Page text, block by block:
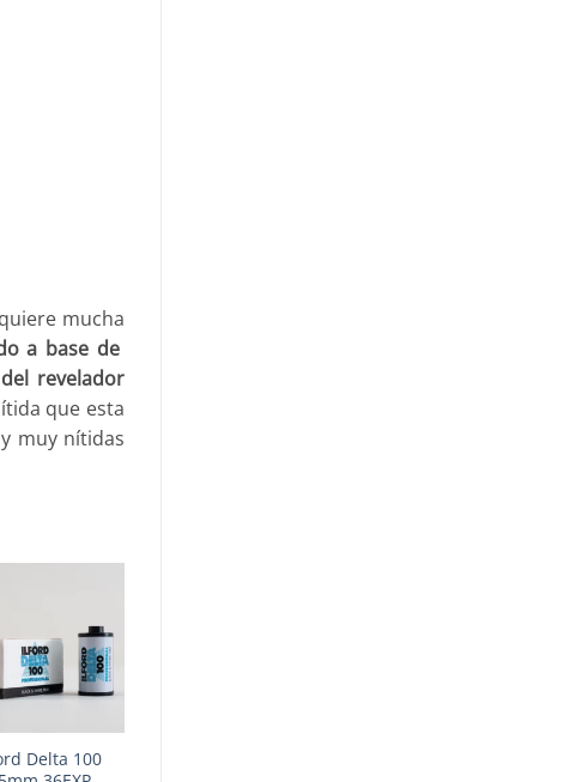
mucha
a base de
revelador
que esta
muy nítidas
Delta 100